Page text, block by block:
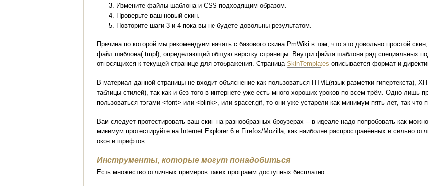
Измените файлы шаблона и CSS подходящим образом.
Проверьте ваш новый скин.
Повторите шаги 3 и 4 пока вы не будете довольны результатом.
Причина по которой мы рекомендуем начать с базового скина PmWiki в том, что это довольно простой
файл шаблона(.tmpl), определяющий общую вёрстку страницы. Внутри файла шаблона ряд специальных
относящихся к текущей странице для отображения. СтраницаSkinTemplates описывается формат и
В материал данной страницы не входит объяснение как пользоваться HTML(язык разметки гипертекста),
таблицы стилей), так как и без того в интернете уже есть много хороших уроков по всем трём. Одно лишь
пользоваться тэгами <font> или <blink>, или spacer.gif, то они уже устарели как минимум пять лет, так что
Вам следует протестировать ваш скин на разнообразных броузерах -- в идеале надо попробовать как
минимум протестируйте на Internet Explorer 6 и Firefox/Mozilla, как наиболее распространённых и сильно
окон и шрифтов.
Инструменты, которые могут понадобиться
Есть множество отличных примеров таких программ доступных бесплатно.